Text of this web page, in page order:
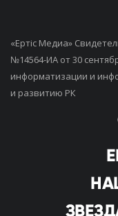
«Ертiс Медиа»
№14564-ИА от 30
информатизации и
и развитию РК